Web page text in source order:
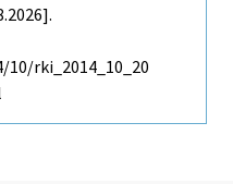
rki_2014_10_20